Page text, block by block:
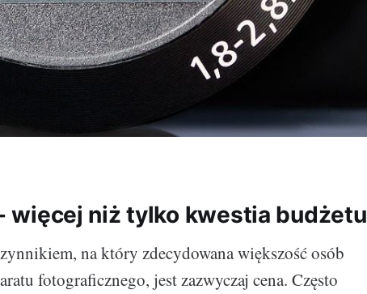
więcej niż tylko kwestia budżetu
na który zdecydowana większość osób
fotograficznego, jest zazwyczaj cena. Często